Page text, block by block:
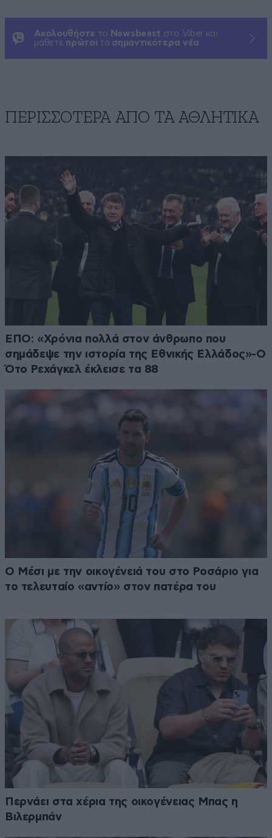
Ακολουθήστε το Newsbeast στο Viber και
μάθετε πρώτοι τα σημαντικότερα νέα
ΠΕΡΙΣΣΟΤΕΡΑ ΑΠΟ ΤA ΑΘΛΗΤΙΚΑ
ΕΠΟ: «Χρόνια πολλά στον άνθρωπο που
σημάδεψε την ιστορία της Εθνικής Ελλάδος»-Ο
Ότο Ρεχάγκελ έκλεισε τα 88
Ο Μέσι με την οικογένειά του στο Ροσάριο για
το τελευταίο «αντίο» στον πατέρα του
Περνάει στα χέρια της οικογένειας Μπας η
Βιλερμπάν